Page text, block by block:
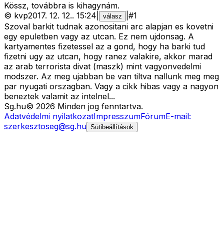
Kössz, továbbra is kihagynám.
© kvp2017. 12. 12.. 15:24 válasz #1
Szoval barkit tudnak azonositani arc alapjan es kovetni
egy epuletben vagy az utcan. Ez nem ujdonsag. A
kartyamentes fizetessel az a gond, hogy ha barki tud
fizetni ugy az utcan, hogy ranez valakire, akkor marad
az arab terrorista divat (maszk) mint vagyonvedelmi
modszer. Az meg ujabban be van tiltva nallunk meg meg
par nyugati orszagban. Vagy a cikk hibas vagy a nagyon
beneztek valamit az intelnel...
Sg.hu© 2026 Minden jog fenntartva.
Adatvédelmi nyilatkozatImpresszumFórumE-mail:
szerkesztoseg@sg.hu Sütibeállítások